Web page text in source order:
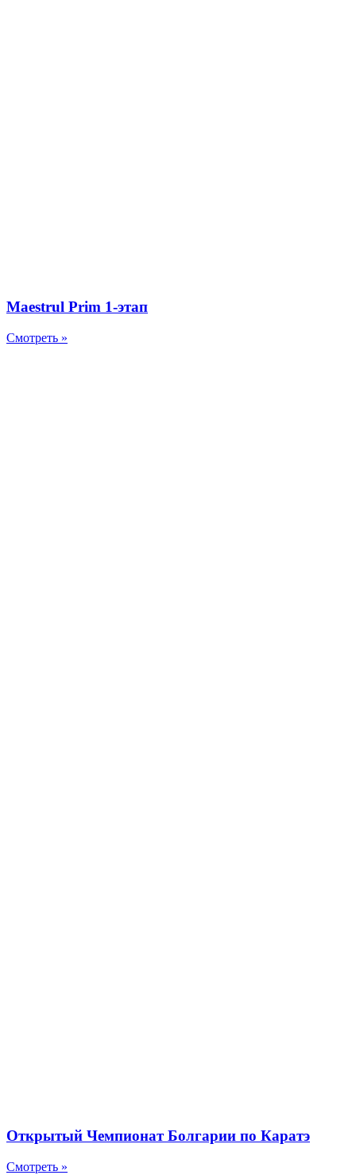
Maestrul Prim 1-этап
Смотреть »
Открытый Чемпионат Болгарии по Каратэ
Смотреть »